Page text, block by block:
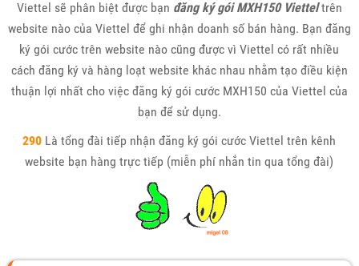
Viettel sẽ phân biệt được bạn đăng ký gói MXH150 Vietteltrên
website nào của Viettel để ghi nhận doanh số bán hàng. Bạn đăng
ký gói cước trên website nào cũng được vì Viettel có rất nhiều
cách đăng ký và hàng loạt website khác nhau nhằm tạo điều kiện
thuận lợi nhất cho việc đăng ký gói cước MXH150 của Viettel của
bạn để sử dụng.
290 Là tổng đài tiếp nhận đăng ký gói cước Viettel trên kênh
website bạn hàng trực tiếp (miễn phí nhắn tin qua tổng đài)